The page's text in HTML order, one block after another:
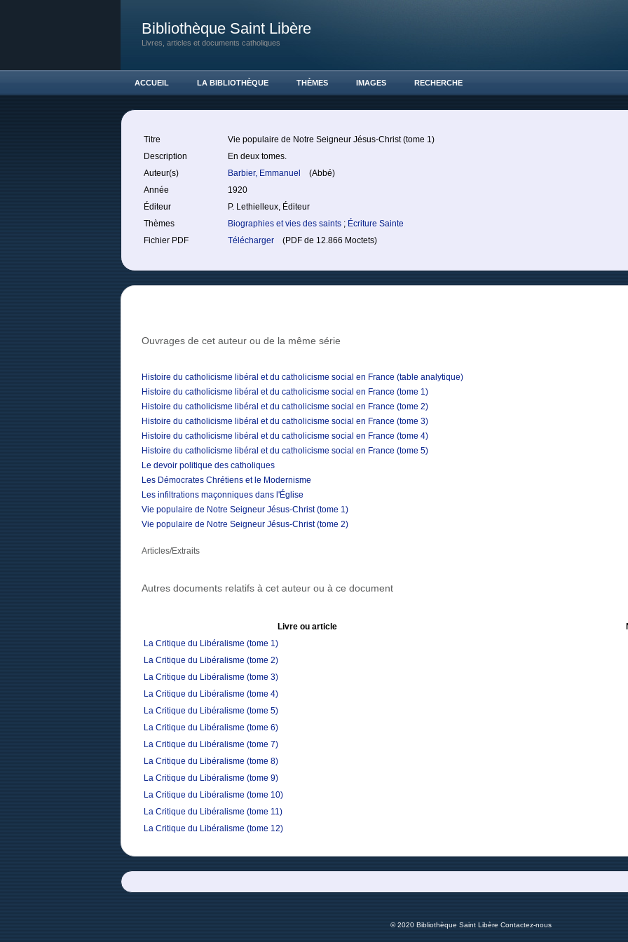
Bibliothèque Saint Libère
Livres, articles et documents catholiques
ACCUEIL LA BIBLIOTHÈQUE THÈMES IMAGES RECHERCHE
Titre
Vie populaire de Notre Seigneur Jésus-Christ (tome 1)
Description
En deux tomes.
Auteur(s)
Barbier, Emmanuel
(Abbé)
Année
1920
Éditeur
P. Lethielleux, Éditeur
Thèmes
Biographies et vies des saints ; Écriture Sainte
Fichier PDF
Télécharger (PDF de 12.866 Moctets)
Ouvrages de cet auteur ou de la même série
Histoire du catholicisme libéral et du catholicisme social en France (table analytique)
Histoire du catholicisme libéral et du catholicisme social en France (tome 1)
Histoire du catholicisme libéral et du catholicisme social en France (tome 2)
Histoire du catholicisme libéral et du catholicisme social en France (tome 3)
Histoire du catholicisme libéral et du catholicisme social en France (tome 4)
Histoire du catholicisme libéral et du catholicisme social en France (tome 5)
Le devoir politique des catholiques
Les Démocrates Chrétiens et le Modernisme
Les infiltrations maçonniques dans l'Église
Vie populaire de Notre Seigneur Jésus-Christ (tome 1)
Vie populaire de Notre Seigneur Jésus-Christ (tome 2)
Articles/Extraits
Autres documents relatifs à cet auteur ou à ce document
Livre ou article
La Critique du Libéralisme (tome 1)
La Critique du Libéralisme (tome 2)
La Critique du Libéralisme (tome 3)
La Critique du Libéralisme (tome 4)
La Critique du Libéralisme (tome 5)
La Critique du Libéralisme (tome 6)
La Critique du Libéralisme (tome 7)
La Critique du Libéralisme (tome 8)
La Critique du Libéralisme (tome 9)
La Critique du Libéralisme (tome 10)
La Critique du Libéralisme (tome 11)
La Critique du Libéralisme (tome 12)
© 2020 Bibliothèque Saint Libère Contactez-nous